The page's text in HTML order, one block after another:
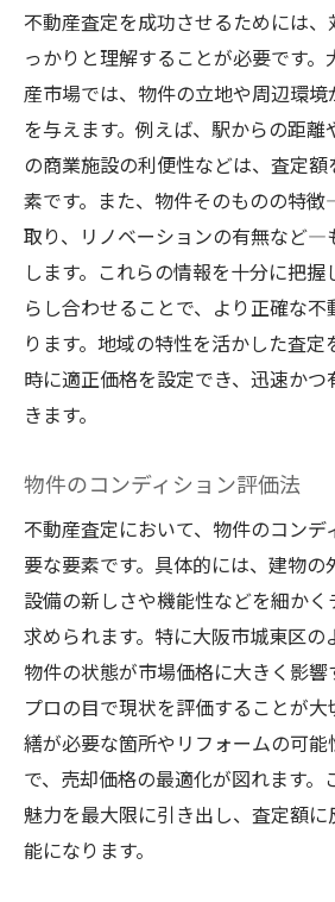
不動産査定で失敗しないため
阪市城東区のポイント
査定過程での一般的な落
物件評価時の注意事項
適正な価格設定のための
契約時における法的リス
購入希望者の視点を考慮
査定結果に基づく交渉術
大阪市城東区の不動産査定で
す方法
市場価格と感情的価値のバ
適正価格に向けたデータ
複数査定結果をもとにし
価格交渉を成功に導くた
大阪市城東区での不動産取引
めの査定の極意
競合物件の分析と差別化
購入者のニーズを的確に
不動産エージェントとの
契約条件の交渉力を向上さ
不動産査定を成功させるためには
っかりと理解することが必要です
産市場では、物件の立地や周辺環
を与えます。例えば、駅からの距離
の商業施設の利便性などは、査定
素です。また、物件そのものの特
取り、リノベーションの有無など—
します。これらの情報を十分に把
らし合わせることで、より正確な
ります。地域の特性を活かした査定
時に適正価格を設定でき、迅速か
きます。
物件のコンディション評価法
不動産査定において、物件のコン
要な要素です。具体的には、建物の
設備の新しさや機能性などを細か
求められます。特に大阪市城東区の
物件の状態が市場価格に大きく影
プロの目で現状を評価することが
繕が必要な箇所やリフォームの可能
で、売却価格の最適化が図れます。
魅力を最大限に引き出し、査定額
能になります。